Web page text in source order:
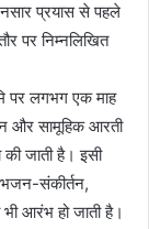
प्रयास से पहले
पर निम्नलिखित
पर लगभग एक माह
और सामूहिक आरती
जाती है। इसी
संकीर्तन,
आरंभ हो जाती है।